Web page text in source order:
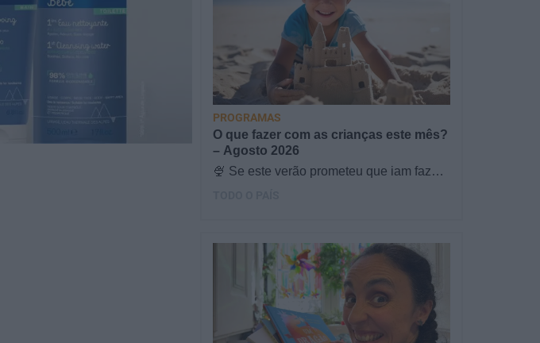
O que fazer com as crianças este mês?
– Agosto 2026
🍨 Se este verão prometeu que iam fazer
PROGRAMAS